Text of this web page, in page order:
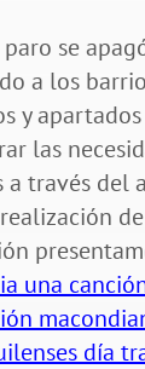
se
a los
y
las
a través del
de
una
día